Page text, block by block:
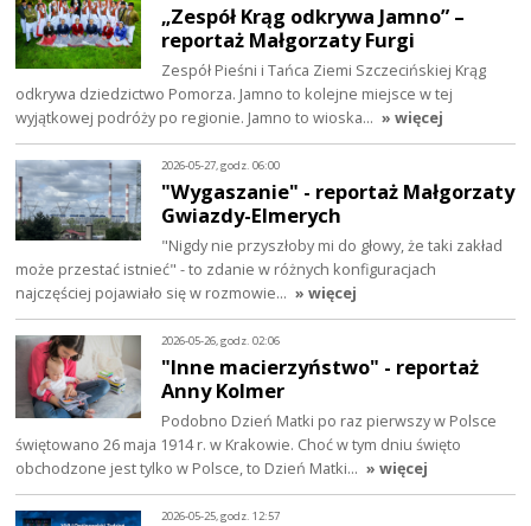
„Zespół Krąg odkrywa Jamno” –
reportaż Małgorzaty Furgi
Zespół Pieśni i Tańca Ziemi Szczecińskiej Krąg
odkrywa dziedzictwo Pomorza. Jamno to kolejne miejsce w tej
wyjątkowej podróży po regionie. Jamno to wioska… » więcej
2026-05-27, godz. 06:00
"Wygaszanie" - reportaż Małgorzaty
Gwiazdy-Elmerych
"Nigdy nie przyszłoby mi do głowy, że taki zakład
może przestać istnieć" - to zdanie w różnych konfiguracjach
najczęściej pojawiało się w rozmowie… » więcej
2026-05-26, godz. 02:06
"Inne macierzyństwo" - reportaż
Anny Kolmer
Podobno Dzień Matki po raz pierwszy w Polsce
świętowano 26 maja 1914 r. w Krakowie. Choć w tym dniu święto
obchodzone jest tylko w Polsce, to Dzień Matki… » więcej
2026-05-25, godz. 12:57